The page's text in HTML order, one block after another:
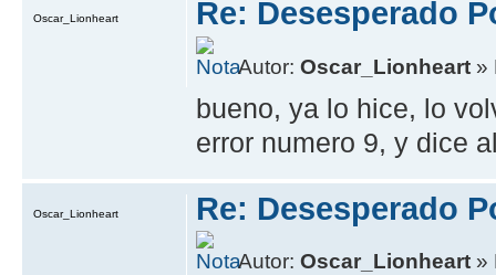
Re: Desesperado
Autor:Oscar_Lionheart »
bueno, ya lo hice, lo
error numero 9, y dice
Oscar_Lionheart
Re: Desesperado
Autor:Oscar_Lionheart »
Oscar_Lionheart